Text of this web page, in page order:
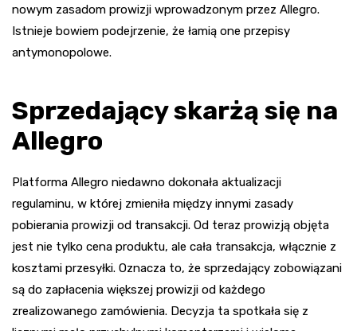
nowym zasadom prowizji wprowadzonym przez Allegro.
Istnieje bowiem podejrzenie, że łamią one przepisy
antymonopolowe.
Sprzedający skarżą się na
Allegro
Platforma Allegro niedawno dokonała aktualizacji
regulaminu, w której zmieniła między innymi zasady
pobierania prowizji od transakcji. Od teraz prowizją objęta
jest nie tylko cena produktu, ale cała transakcja, włącznie z
kosztami przesyłki. Oznacza to, że sprzedający zobowiązani
są do zapłacenia większej prowizji od każdego
zrealizowanego zamówienia. Decyzja ta spotkała się z